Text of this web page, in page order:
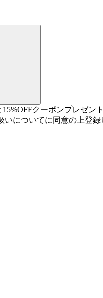
15%OFFクーポンプレゼ
いについてに同意の上登